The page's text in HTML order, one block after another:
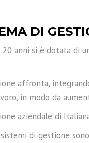
DI
20 anni si è dotata di
affronta,
in modo da
aziendale di
di gestione